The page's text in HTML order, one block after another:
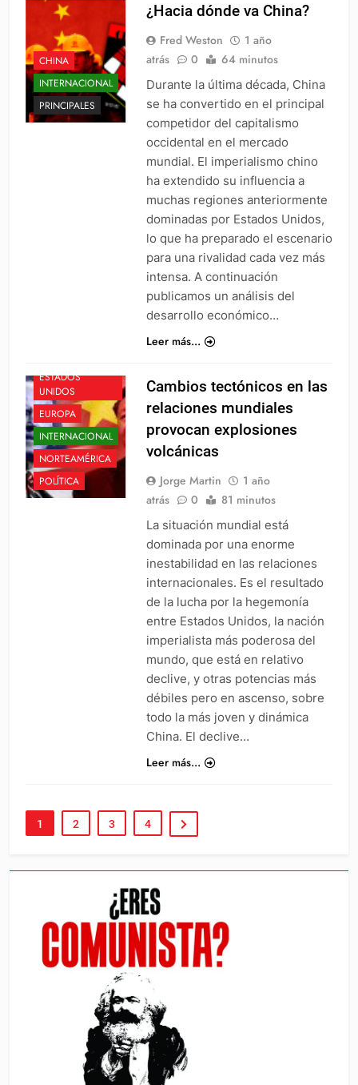
CHINA
INTERNACIONAL
PRINCIPALES
¿Hacia dónde va China?
Fred Weston
1 año
atrás
0 64 minutos
Durante la última década, China
se ha convertido en el principal
competidor del capitalismo
occidental en el mercado
mundial. El imperialismo chino
ha extendido su influencia a
muchas regiones anteriormente
dominadas por Estados Unidos,
lo que ha preparado el escenario
para una rivalidad cada vez más
intensa. A continuación
publicamos un análisis del
desarrollo económico…
Leer más...
ESTADOS
UNIDOS
EUROPA
INTERNACIONAL
NORTEAMÉRICA
POLÍTICA
Cambios tectónicos en las
relaciones mundiales
provocan explosiones
volcánicas
Jorge Martin
1 año
atrás
0 81 minutos
La situación mundial está
dominada por una enorme
inestabilidad en las relaciones
internacionales. Es el resultado
de la lucha por la hegemonía
entre Estados Unidos, la nación
imperialista más poderosa del
mundo, que está en relativo
declive, y otras potencias más
débiles pero en ascenso, sobre
todo la más joven y dinámica
China. El declive…
Leer más...
1 2 3 4